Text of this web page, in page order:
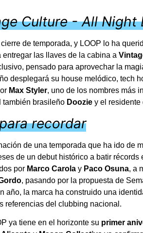
Culture - All Night
de temporada, y LOOP lo ha
las llaves de la cabina a
pensado para aprovechar la
desplegará su house melódico, tech
Max Styler, uno de los nombres más
también brasileño Doozie y el residente
recordar
de una temporada que ha ido de
de un debut histórico a batir
por Marco Carola y Paco Osuna, a
, pasando por la propuesta de
año, la marca ha construido una
referencias del clubbing nacional.
ya tiene en el horizonte su primer